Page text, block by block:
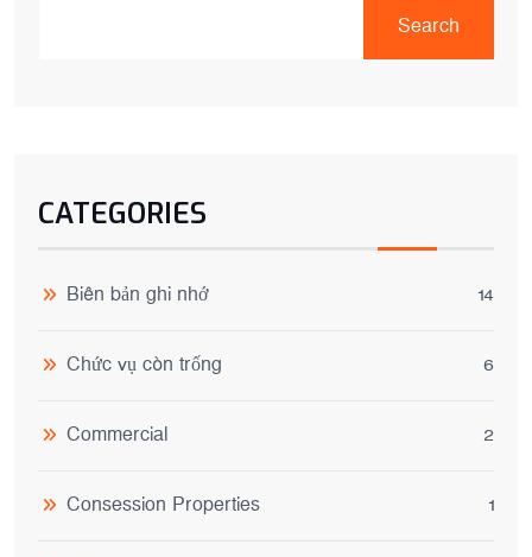
Search
CATEGORIES
Biên bản ghi nhớ 14
Chức vụ còn trống 6
Commercial 2
Consession Properties 1